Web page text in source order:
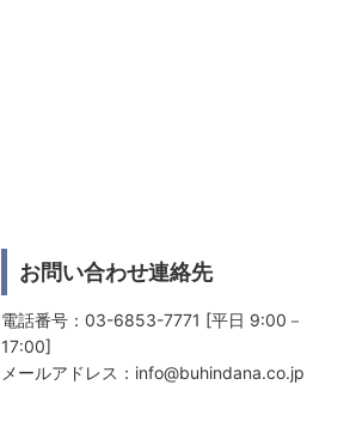
お問い合わせ連絡先
電話番号：03-6853-7771 [平日 9:00－
17:00]
メールアドレス： info@buhindana.co.jp